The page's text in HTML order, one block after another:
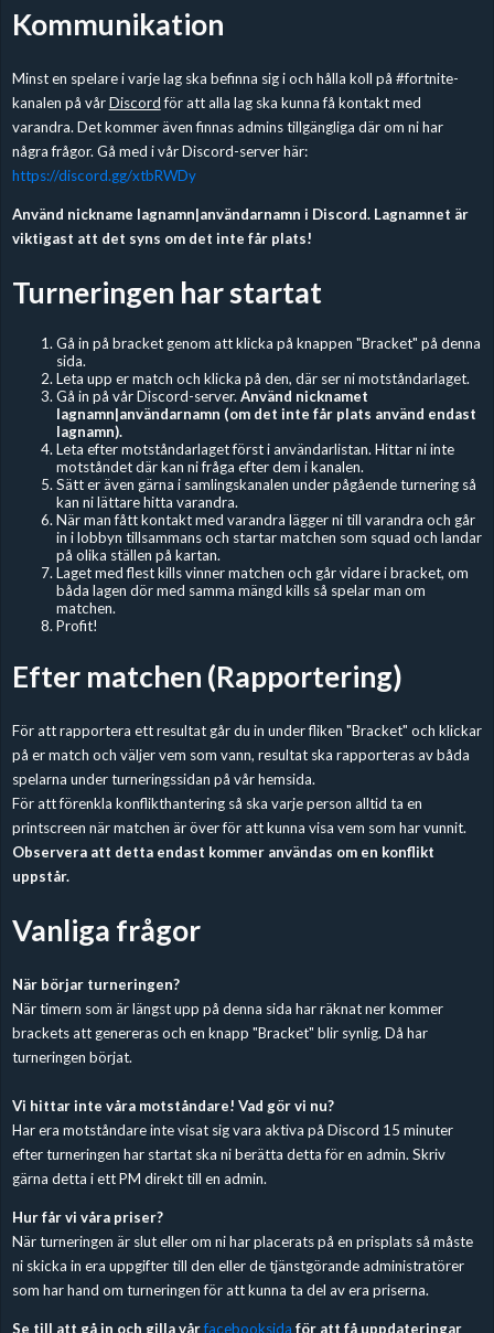
Kommunikation
Minst en spelare i varje lag ska befinna sig i och hålla koll på #fortnite-
kanalen på vårDiscordför att alla lag ska kunna få kontakt med
varandra. Det kommer även finnas admins tillgängliga där om ni har
några frågor. Gå med i vår Discord-server här:
https://discord.gg/xtbRWDy
Använd nickname lagnamn|användarnamn i Discord. Lagnamnet är
viktigast att det syns om det inte får plats!
Turneringen har startat
Gå in på bracket genom att klicka på knappen "Bracket" på denna
sida.
Leta upp er match och klicka på den, där ser ni motståndarlaget.
Gå in på vår Discord-server. Använd nicknamet
lagnamn|användarnamn (om det inte får plats använd endast
lagnamn).
Leta efter motståndarlaget först i användarlistan. Hittar ni inte
motståndet där kan ni fråga efter dem i kanalen.
Sätt er även gärna i samlingskanalen under pågående turnering så
kan ni lättare hitta varandra.
När man fått kontakt med varandra lägger ni till varandra och går
in i lobbyn tillsammans och startar matchen som squad och landar
på olika ställen på kartan.
Laget med flest kills vinner matchen och går vidare i bracket, om
båda lagen dör med samma mängd kills så spelar man om
matchen.
Profit!
Efter matchen (Rapportering)
För att rapportera ett resultat går du in under fliken "Bracket" och klickar
på er match och väljer vem som vann, resultat ska rapporteras av båda
spelarna under turneringssidan på vår hemsida.
För att förenkla konflikthantering så ska varje person alltid ta en
printscreen när matchen är över för att kunna visa vem som har vunnit.
Observera att detta endast kommer användas om en konflikt
uppstår.
Vanliga frågor
När börjar turneringen?
När timern som är längst upp på denna sida har räknat ner kommer
brackets att genereras och en knapp "Bracket" blir synlig. Då har
turneringen börjat.
Vi hittar inte våra motståndare! Vad gör vi nu?
Har era motståndare inte visat sig vara aktiva på Discord 15 minuter
efter turneringen har startat ska ni berätta detta för en admin. Skriv
gärna detta i ett PM direkt till en admin.
Hur får vi våra priser?
När turneringen är slut eller om ni har placerats på en prisplats så måste
ni skicka in era uppgifter till den eller de tjänstgörande administratörer
som har hand om turneringen för att kunna ta del av era priserna.
Se till att gå in och gilla vårfacebooksida för att få uppdateringar